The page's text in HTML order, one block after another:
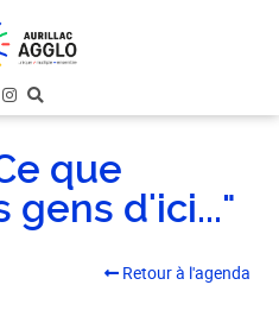
que
gens d'ici..."
Retour à l'agenda